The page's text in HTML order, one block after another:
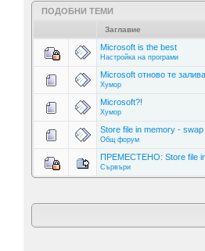
ПОДОБНИ ТЕМИ
Заглавие
Microsoft is the best
Настройка на програми
Microsoft отново те
Хумор
Microsoft?!
Хумор
Store file in memory -
Общ форум
ПРЕМЕСТЕНО: Store file in
Сървъри